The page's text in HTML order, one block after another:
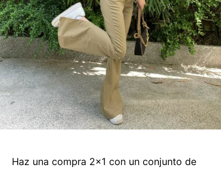
Haz una compra 2×1 con un conjunto de